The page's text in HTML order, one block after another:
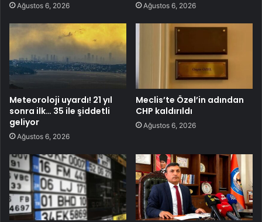
Ağustos 6, 2026 Ağustos 6, 2026
Meteoroloji uyardı! 21 yıl
sonra ilk… 35 ile şiddetli
geliyor
Ağustos 6, 2026
Meclis’te Özel’in adından
CHP kaldırıldı
Ağustos 6, 2026